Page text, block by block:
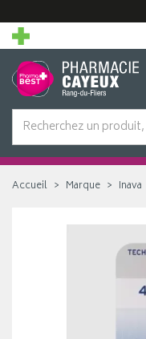
Accueil Marque Inava